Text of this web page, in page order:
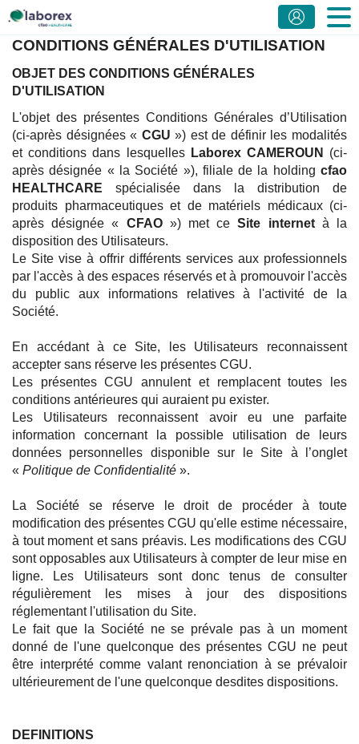
CONDITIONS GÉNÉRALES D'UTILISATION
OBJET DES CONDITIONS GÉNÉRALES
D'UTILISATION
L'objet des présentes Conditions Générales d’Utilisation
(ci-après désignées « CGU») est de définir les modalités
et conditions dans lesquelles Laborex CAMEROUN (ci-
après désignée « la Société »), filiale de la holding cfao
HEALTHCARE spécialisée dans la distribution de
produits pharmaceutiques et de matériels médicaux (ci-
après désignée « CFAO ») met ceSite internet à la
disposition des Utilisateurs.
Le Site vise à offrir différents services aux professionnels
par l'accès à des espaces réservés et à promouvoir l'accès
du public aux informations relatives à l'activité de la
Société.
En accédant à ce Site, les Utilisateurs reconnaissent
accepter sans réserve les présentes CGU.
Les présentes CGU annulent et remplacent toutes les
conditions antérieures qui auraient pu exister.
Les Utilisateurs reconnaissent avoir eu une parfaite
information concernant la possible utilisation de leurs
données personnelles disponible sur le Site à l’onglet
« Politique de Confidentialité ».
La Société se réserve le droit de procéder à toute
modification des présentes CGU qu'elle estime nécessaire,
à tout moment et sans préavis. Les modifications des CGU
sont opposables aux Utilisateurs à compter de leur mise en
ligne. Les Utilisateurs sont donc tenus de consulter
régulièrement les mises à jour des dispositions
réglementant l'utilisation du Site.
Le fait que la Société ne se prévale pas à un moment
donné de l'une quelconque des présentes CGU ne peut
être interprété comme valant renonciation à se prévaloir
ultérieurement de l'une quelconque desdites dispositions.
DEFINITIONS